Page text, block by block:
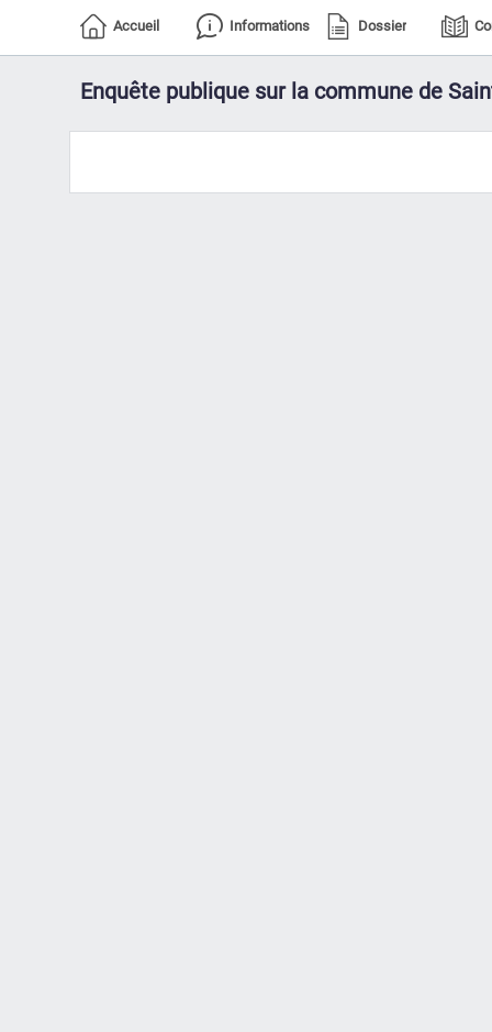
Accueil Informations Dossier
Enquête publique sur la commune de